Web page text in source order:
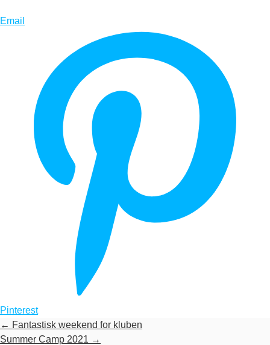
Email
Pinterest
← Fantastisk weekend for kluben
Summer Camp 2021 →